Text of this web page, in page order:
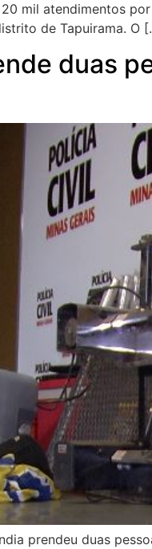
mil atendimentos
de Tapuirama. O
duas
prendeu duas